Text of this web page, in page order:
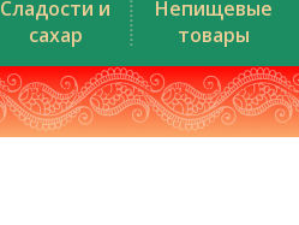
Сладости и
сахар
Непищевые
товары